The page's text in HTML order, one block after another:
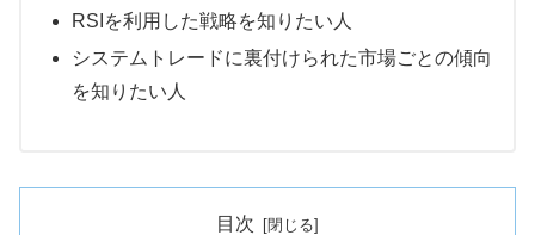
RSIを利用した戦略を知りたい人
システムトレードに裏付けられた市場ごとの傾向
を知りたい人
目次